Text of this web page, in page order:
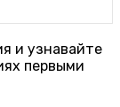
и узнавайте
первыми